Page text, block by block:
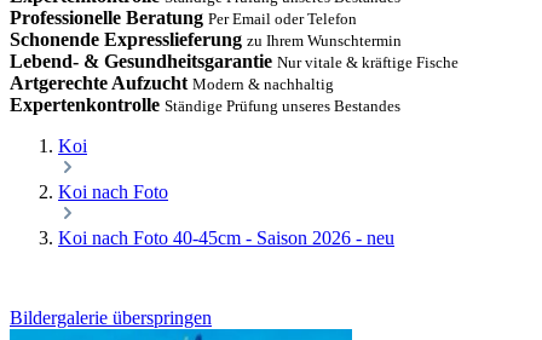
Professionelle Beratung Per Email oder Telefon
Schonende Expresslieferung zu Ihrem Wunschtermin
Lebend- & Gesundheitsgarantie Nur vitale & kräftige Fische
Artgerechte Aufzucht Modern & nachhaltig
Expertenkontrolle Ständige Prüfung unseres Bestandes
Koi
Koi nach Foto
Koi nach Foto 40-45cm - Saison 2026 - neu
Bildergalerie überspringen